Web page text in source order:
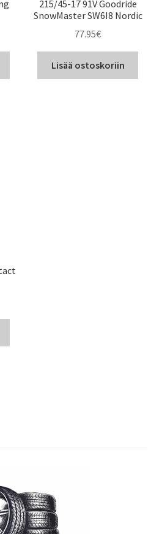
215/45-17 91V Goodride
SnowMaster SW6I8 Nordic
77.95€
Lisää ostoskoriin